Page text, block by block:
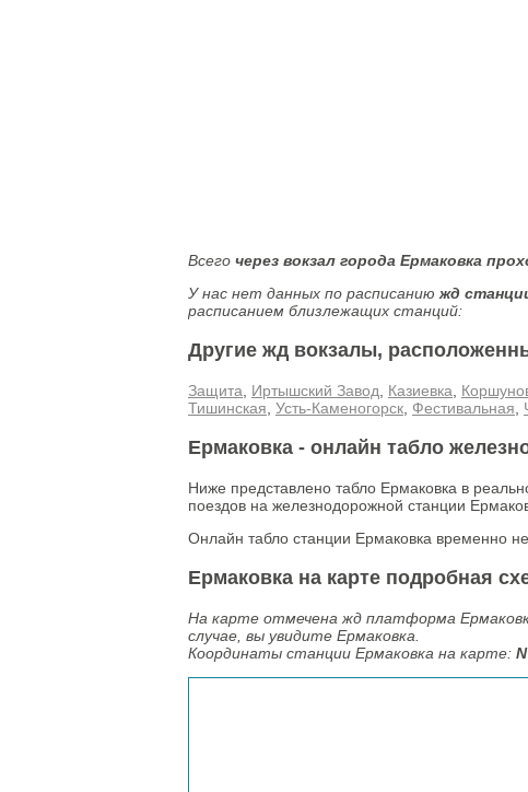
Всего через вокзал города Ермаковка
У нас нет данных по расписанию жд
расписанием близлежащих станций:
Другие жд вокзалы,
Защита Иртышский Завод Казиевка
Тишинская Усть-Каменогорск Фестивальная
Ермаковка - онлайн табло
Ниже представлено табло Ермаковка в
поездов на железнодорожной станции
Онлайн табло станции Ермаковка временно
Ермаковка на карте подробная
На карте отмечена жд платформа
случае, вы увидите Ермаковка.
Координаты станции Ермаковка на карте: